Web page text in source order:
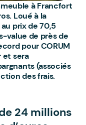
à Francfort
Loué à la
prix de 70,5
value de près de
pour CORUM
et sera
(associés
des frais.
24 millions